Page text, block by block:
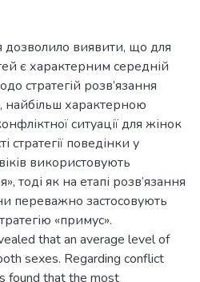
виявити, що для
є характерним середній
стратегій розв’язання
найбільш характерною
ситуації для жінок
стратегії поведінки у
використовують
тоді як на етапі розв’язання
переважно застосовують
«примус».
that an average level of
sexes. Regarding conflict
found that the most